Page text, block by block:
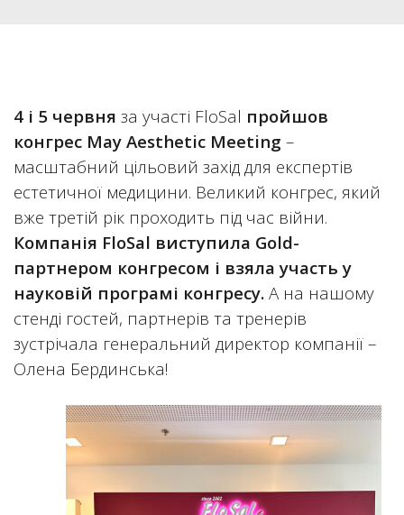
4 і 5 червня за участі FloSal пройшов
конгрес May Aesthetic Meeting –
масштабний цільовий захід для експертів
естетичної медицини. Великий конгрес, який
вже третій рік проходить під час війни.
Компанія FloSal виступила Gold-
партнером конгресом і взяла участь у
науковій програмі конгресу. А на нашому
стенді гостей, партнерів та тренерів
зустрічала генеральний директор компанії –
Олена Бердинська!